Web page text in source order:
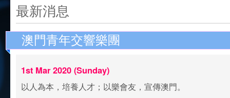
最新消息
澳門青年交響樂團
1st Mar 2020 (Sunday)
以人為本，培養人才；以樂會友，宣傳澳門。